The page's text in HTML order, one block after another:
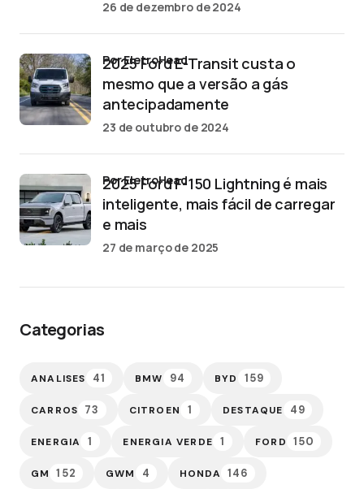
26 de dezembro de 2024
2025 Ford E-Transit custa o
mesmo que a versão a gás
antecipadamente
por EletroHead
23 de outubro de 2024
2025 Ford F-150 Lightning é mais
inteligente, mais fácil de carregar
e mais
por EletroHead
27 de março de 2025
Categorias
ANALISES 41 BMW 94 BYD 159
CARROS 73 CITROEN 1 DESTAQUE 49
ENERGIA 1 ENERGIA VERDE 1 FORD 150
GM 152 GWM 4 HONDA 146